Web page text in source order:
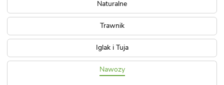
Naturalne
Trawnik
Iglak i Tuja
Nawozy